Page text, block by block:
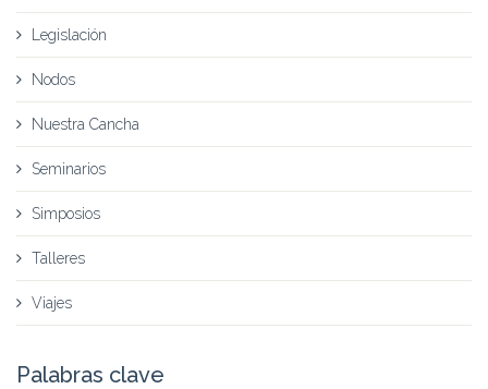
Legislación
Nodos
Nuestra Cancha
Seminarios
Simposios
Talleres
Viajes
Palabras clave